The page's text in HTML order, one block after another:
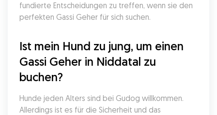
fundierte Entscheidungen zu treffen, wenn sie den
perfekten Gassi Geher für sich suchen.
Ist mein Hund zu jung, um einen
Gassi Geher in Niddatal zu
buchen?
Hunde jeden Alters sind bei Gudog willkommen.
Allerdings ist es für die Sicherheit und das